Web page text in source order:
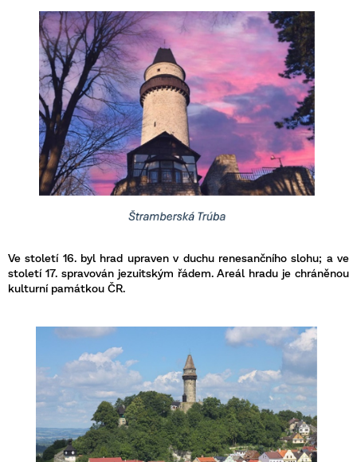
Ve století 16. byl hrad upraven v duchu renesančního slohu; a ve
století 17. spravován jezuitským řádem. Areál hradu je chráněnou
kulturní památkou ČR.